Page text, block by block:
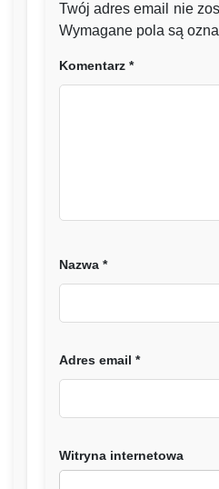
Twój adres email nie
Wymagane pola są
Komentarz *
Nazwa *
Adres email *
Witryna internetowa